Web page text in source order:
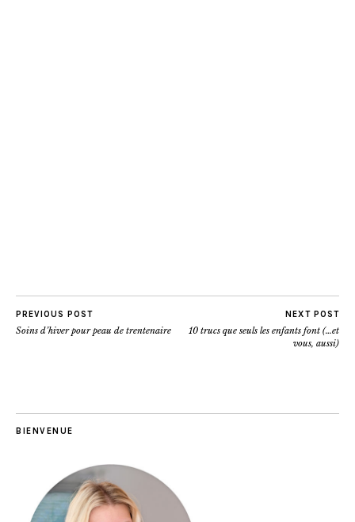
PREVIOUS POST
Soins d’hiver pour peau de trentenaire
NEXT POST
10 trucs que seuls les enfants font (…et
vous, aussi)
BIENVENUE